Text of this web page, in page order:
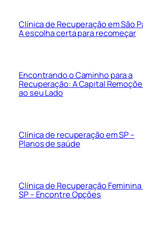
Clínica de Recuperação em São
A escolha certa para recomeçar
Encontrando o Caminho para a
Recuperação: A Capital
ao seu Lado
Clínica de recuperação em SP –
Planos de saúde
Clínica de Recuperação Feminina
SP – Encontre Opções